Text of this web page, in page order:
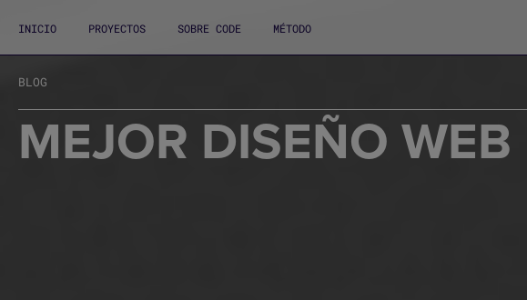
INICIO PROYECTOS SOBRE CODE MÉTODO
BLOG
MEJOR DISEÑO